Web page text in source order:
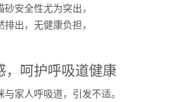
安全性尤为突出，
出，无健康负担，
呵护呼吸道健康
家人呼吸道，引发不适。